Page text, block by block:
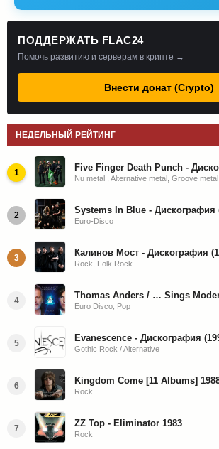
ПОДДЕРЖАТЬ FLAC24
Помочь развитию и серверам в крипте →
Внести донат (Crypto)
НЕДЕЛЬНЫЙ РЕЙТИНГ
1
Nu metal , Alternative metal, Groove metal
2 Systems In Blue - Дискография
Euro-Disco
3 Калинов Мост - Дискография
Rock, Folk Rock
4
Euro Disco, Pop
5 Evanescence - Дискография
Gothic Rock / Alternative
6 Kingdom Come [11 Albums]
Rock
7 ZZ Top - Eliminator 1983
Rock